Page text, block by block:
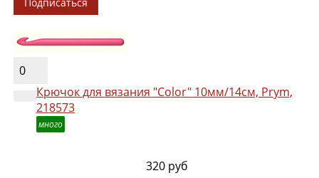
0
Крючок для вязания "Color" 10мм/14см, Prym,
218573
много
320 руб